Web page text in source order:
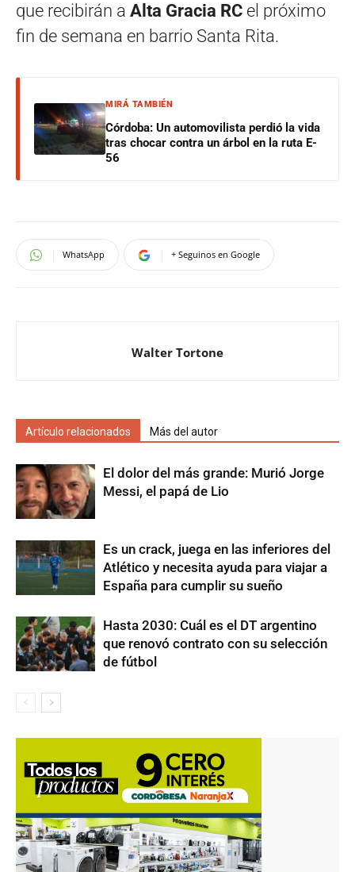
que recibirán a Alta Gracia RC el próximo
fin de semana en barrio Santa Rita.
MIRÁ TAMBIÉN
Córdoba: Un automovilista perdió la vida
tras chocar contra un árbol en la ruta E-
56
WhatsApp + Seguinos en Google
Walter Tortone
Artículo relacionados Más del autor
El dolor del más grande: Murió Jorge
Messi, el papá de Lio
Es un crack, juega en las inferiores del
Atlético y necesita ayuda para viajar a
España para cumplir su sueño
Hasta 2030: Cuál es el DT argentino
que renovó contrato con su selección
de fútbol